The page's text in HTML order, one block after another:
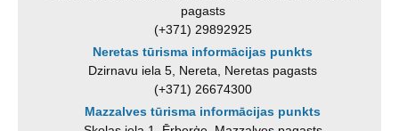
pagasts
(+371) 29892925
Neretas tūrisma informācijas punkts
Dzirnavu iela 5, Nereta, Neretas pagasts
(+371) 26674300
Mazzalves tūrisma informācijas punkts